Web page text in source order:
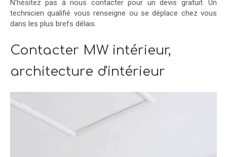
N'hésitez pas à nous contacter pour un devis gratuit. Un
technicien qualifié vous renseigne ou se déplace chez vous
dans les plus brefs délais.
Contacter MW intérieur,
architecture d'intérieur